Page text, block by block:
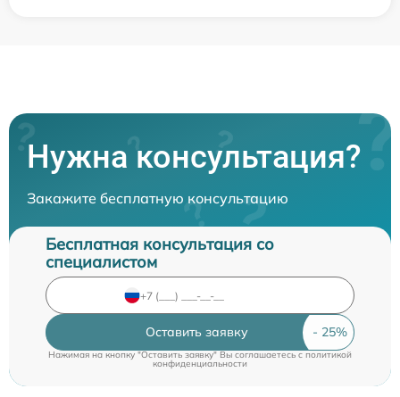
Нужна консультация?
Закажите бесплатную консультацию
Бесплатная консультация со
специалистом
Оставить заявку
Нажимая на кнопку "Оставить заявку" Вы соглашаетесь cполитикой
конфиденциальности